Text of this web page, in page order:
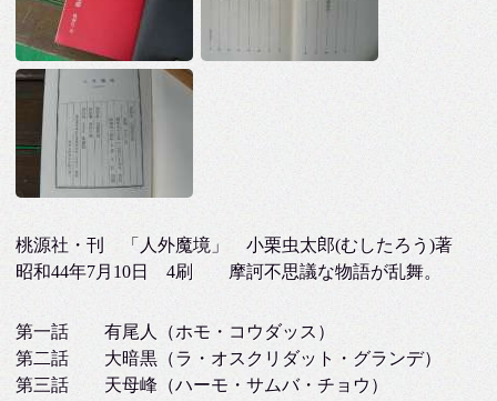
桃源社・刊 「人外魔境」 小栗虫太郎(むしたろう)著
昭和44年7月10日 4刷 摩訶不思議な物語が乱舞。
第一話 有尾人（ホモ・コウダッス）
第二話 大暗黒（ラ・オスクリダット・グランデ）
第三話 天母峰（ハーモ・サムバ・チョウ）